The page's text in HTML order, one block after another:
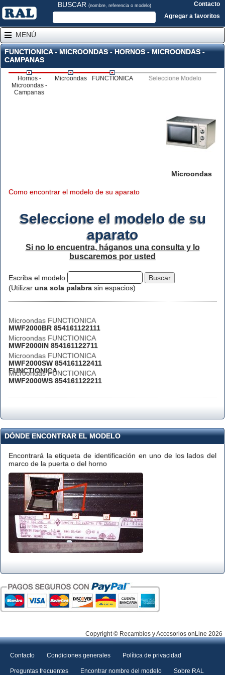
BUSCAR (nombre, referencia o modelo)
Contacto
Agregar a favoritos
MENÚ
FUNCTIONICA - MICROONDAS - HORNOS - MICROONDAS -
CAMPANAS
Hornos -
Microondas -
Campanas
Microondas FUNCTIONICA Seleccione Modelo
Microondas
Como encontrar el modelo de su aparato
Seleccione el modelo de su
aparato
Si no lo encuentra, háganos una consulta y lo
buscaremos por usted
Escriba el modelo
(Utilizar una sola palabra sin espacios)
Microondas FUNCTIONICA
MWF2000BR 854161122111
Microondas FUNCTIONICA
MWF2000IN 854161122711
Microondas FUNCTIONICA
MWF2000SW 854161122411
FUNCTIONICA
Microondas FUNCTIONICA
MWF2000WS 854161122211
DÓNDE ENCONTRAR EL MODELO
Encontrará la etiqueta de identificación en uno de los lados del
marco de la puerta o del horno
Copyright © Recambios y Accesorios onLine 2026
Contacto Condiciones generales Política de privacidad
Preguntas frecuentes Encontrar nombre del modelo Sobre RAL